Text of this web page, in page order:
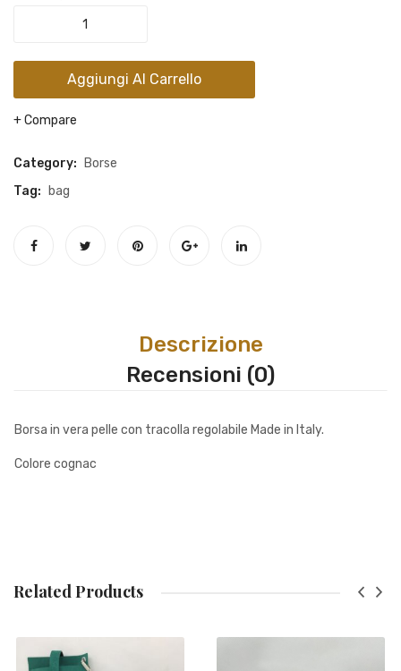
vera
portachiavi
abbinato
Aggiungi Al Carrello
Compare
Category:
Borse
Tag:
bag
Descrizione
Recensioni (0)
Borsa in vera pelle con tracolla regolabile Made in Italy.
Colore cognac
Related Products